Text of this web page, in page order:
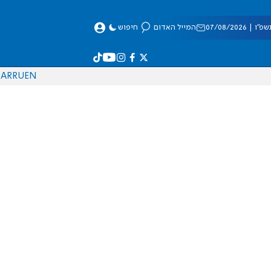
08/2026 המייל האדום חיפוש
EN
RU
AR